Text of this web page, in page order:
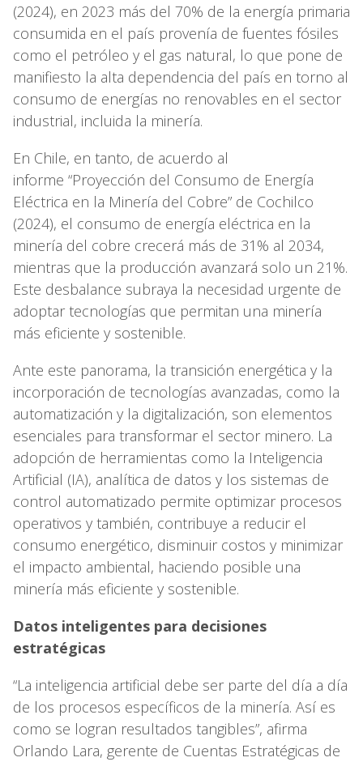
(2024), en 2023 más del 70% de la energía primaria
consumida en el país provenía de fuentes fósiles
como el petróleo y el gas natural, lo que pone de
manifiesto la alta dependencia del país en torno al
consumo de energías no renovables en el sector
industrial, incluida la minería.
En Chile, en tanto, de acuerdo al
informe “Proyección del Consumo de Energía
Eléctrica en la Minería del Cobre” de Cochilco
(2024), el consumo de energía eléctrica en la
minería del cobre crecerá más de 31% al 2034,
mientras que la producción avanzará solo un 21%.
Este desbalance subraya la necesidad urgente de
adoptar tecnologías que permitan una minería
más eficiente y sostenible.
Ante este panorama, la transición energética y la
incorporación de tecnologías avanzadas, como la
automatización y la digitalización, son elementos
esenciales para transformar el sector minero. La
adopción de herramientas como la Inteligencia
Artificial (IA), analítica de datos y los sistemas de
control automatizado permite optimizar procesos
operativos y también, contribuye a reducir el
consumo energético, disminuir costos y minimizar
el impacto ambiental, haciendo posible una
minería más eficiente y sostenible.
Datos inteligentes para decisiones
estratégicas
“La inteligencia artificial debe ser parte del día a día
de los procesos específicos de la minería. Así es
como se logran resultados tangibles”, afirma
Orlando Lara, gerente de Cuentas Estratégicas de